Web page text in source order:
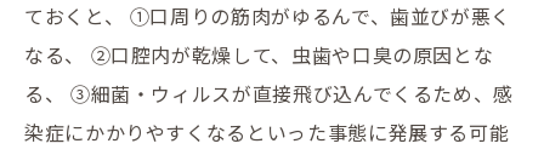
ておくと、 ①口周りの筋肉がゆるんで、歯並びが悪く
なる、 ②口腔内が乾燥して、虫歯や口臭の原因とな
る、 ③細菌・ウィルスが直接飛び込んでくるため、感
染症にかかりやすくなるといった事態に発展する可能